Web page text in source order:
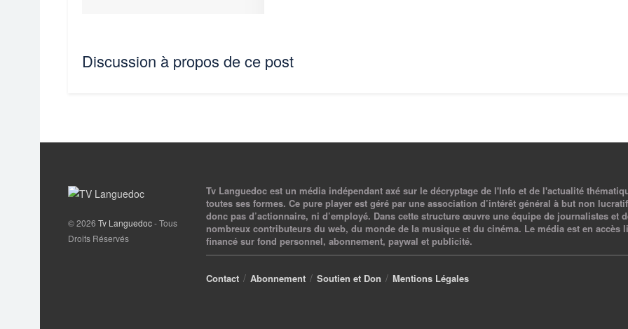
Discussion à propos de ce post
© 2026 Tv Languedoc- Tous
Droits Réservés
Tv Languedoc est un média indépendant axé sur le décryptage de l'Info et de l'actualité
toutes ses formes. Ce pure player est géré par une association d’intérêt général à but non
donc pas d’actionnaire, ni d’employé. Dans cette structure œuvre une équipe de journalistes et
nombreux contributeurs du web, du monde de la musique et du cinéma. Le média est en accès
financé sur fond personnel, abonnement, paywal et publicité.
Contact Abonnement Soutien et Don Mentions Légales